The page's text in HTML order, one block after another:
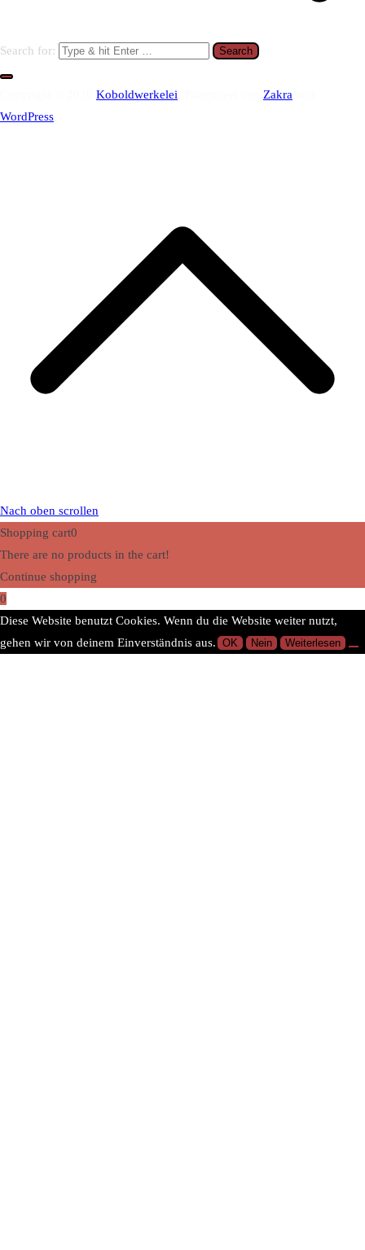
Search for:
Koboldwerkelei Zakra
WordPress
Nach oben scrollen
Shopping cart0
There are no products in the cart!
Continue shopping
0
Diese Website benutzt Cookies. Wenn du die Website weiter nutzt,
gehen wir von deinem Einverständnis aus. OK Nein Weiterlesen